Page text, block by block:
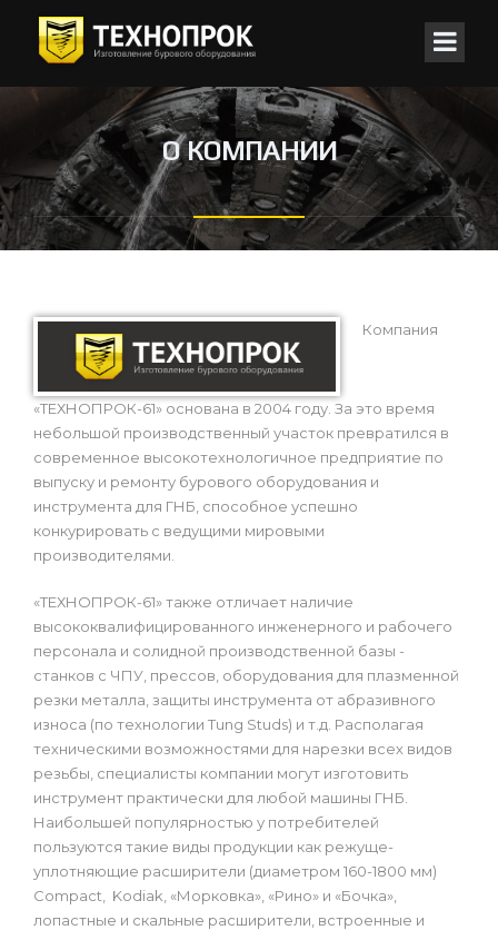
О КОМПАНИИ
Компания
«ТЕХНОПРОК-61» основана в 2004 году. За это время
небольшой производственный участок превратился в
современное высокотехнологичное предприятие по
выпуску и ремонту бурового оборудования и
инструмента для ГНБ, способное успешно
конкурировать с ведущими мировыми
производителями.
«ТЕХНОПРОК-61» также отличает наличие
высококвалифицированного инженерного и рабочего
персонала и солидной производственной базы -
станков с ЧПУ, прессов, оборудования для плазменной
резки металла, защиты инструмента от абразивного
износа (по технологии Tung Studs) и т.д. Располагая
техническими возможностями для нарезки всех видов
резьбы, специалисты компании могут изготовить
инструмент практически для любой машины ГНБ.
Наибольшей популярностью у потребителей
пользуются такие виды продукции как режуще-
уплотняющие расширители (диаметром 160-1800 мм)
Compact, Kodiak, «Морковка», «Рино» и «Бочка»,
лопастные и скальные расширители, встроенные и